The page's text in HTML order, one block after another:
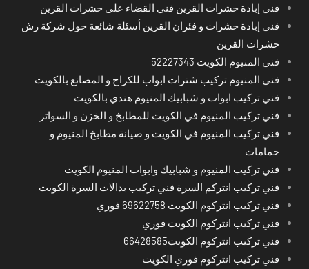
فني إبادة حشرات القرين فني القضاء على حشرات القرين
فني إبادة حشرات و فئران القرين أسئلة شائعة حول شركة رش
حشرات القرين
فني المنيوم الكويت 52227343
فني المنيوم تركيب شترات ابواب للكراج و المصانع بالكويت
فني تركيب ابواب و شبابيك المنيوم هندي بالكويت
فني تركيب المنيوم في الكويت للمطابخ و الخزن و السواتر
فني تركيب المنيوم في الكويت و صيانة مطابخ المنيوم و
حمامات
فني تركيب المنيوم و شبابيك وابواب المنيوم الكويت
فني تركيب انتركم السرة فني تركيب بدالات السرة الكويت
فني تركيب انتركوم الكويت 69622758 فوري
فني تركيب انتركوم الكويت فوري
فني تركيب انتركوم الكويت66428585
فني تركيب انتركوم فوري الكويت